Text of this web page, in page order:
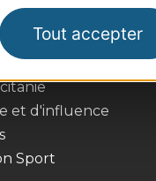
Tout accepter
et d'influence
Sport